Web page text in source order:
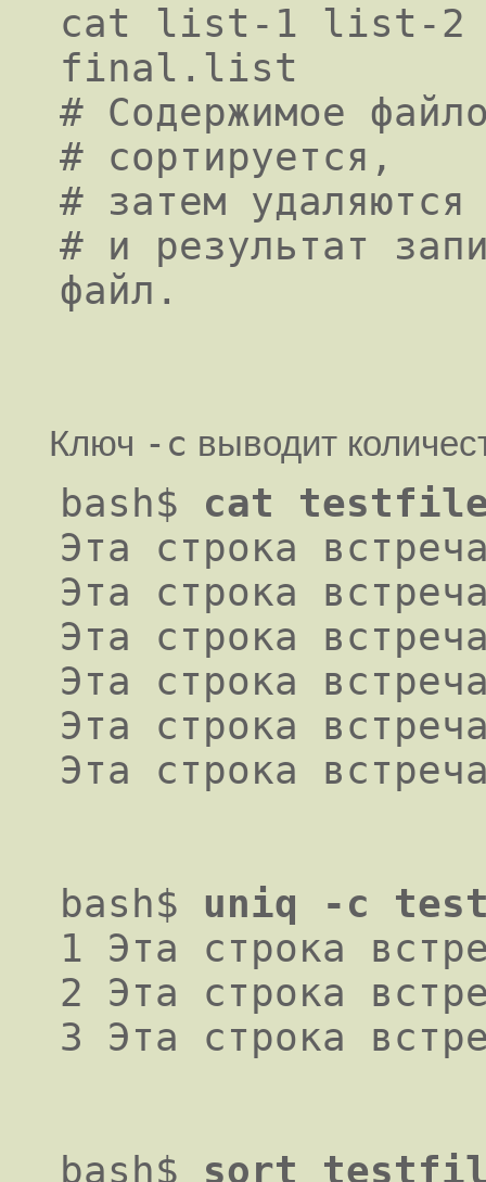
cat list-1 list-2
final.list
# Содержимое
# сортируется,
# затем удаляются
# и результат
Ключ -c выводит
bash$
cat
Эта строка
Эта строка
Эта строка
Эта строка
Эта строка
Эта строка
bash$
uniq -c
1 Эта строка
2 Эта строка
3 Эта строка
bash$
sort